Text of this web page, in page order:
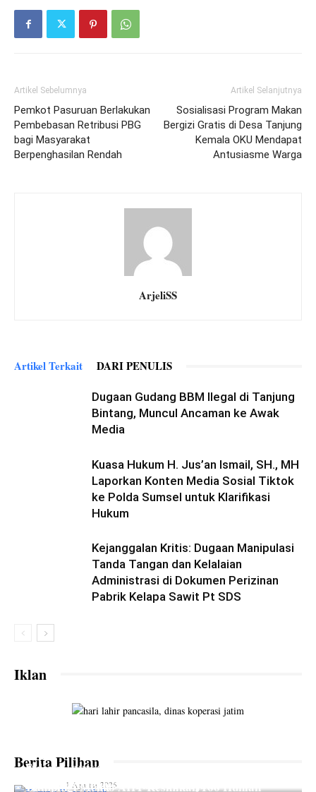
Artikel Sebelumnya
Pemkot Pasuruan Berlakukan
Pembebasan Retribusi PBG
bagi Masyarakat
Berpenghasilan Rendah
Artikel Selanjutnya
Sosialisasi Program Makan
Bergizi Gratis di Desa Tanjung
Kemala OKU Mendapat
Antusiasme Warga
ArjeliSS
Artikel Terkait DARI PENULIS
Dugaan Gudang BBM Ilegal di Tanjung
Bintang, Muncul Ancaman ke Awak
Media
Kuasa Hukum H. Jus’an Ismail, SH., MH
Laporkan Konten Media Sosial Tiktok
ke Polda Sumsel untuk Klarifikasi
Hukum
Kejanggalan Kritis: Dugaan Manipulasi
Tanda Tangan dan Kelalaian
Administrasi di Dokumen Perizinan
Pabrik Kelapa Sawit Pt SDS
Iklan
Berita Pilihan
Sidang
1 Agustus 2026
Temuan BPK Terkait Dugaan Ketidaksesuaian
Spesifikasi Teknis 19 Paket Pekerjaan
Wujudkan Lingkungan ASRI, Gubernur Khofifah
Dampingi Menko AHY Resmikan 166 Hunian